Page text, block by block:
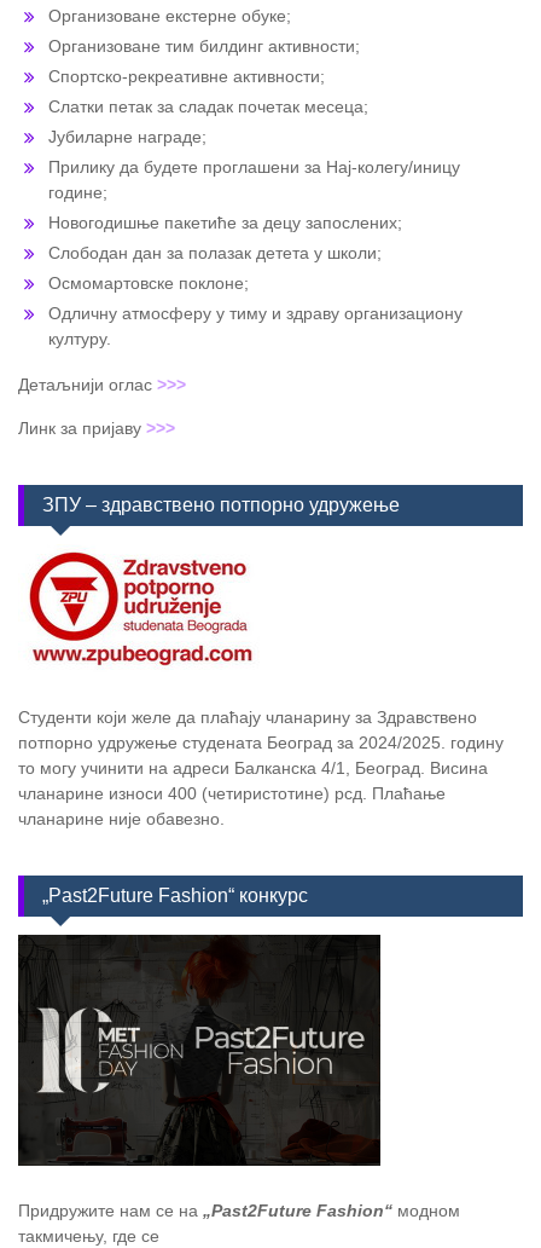
Организоване екстерне обуке;
Организоване тим билдинг активности;
Спортско-рекреативне активности;
Слатки петак за сладак почетак месеца;
Јубиларне награде;
Прилику да будете проглашени за Нај-колегу/иницу
године;
Новогодишње пакетиће за децу запослених;
Слободан дан за полазак детета у школи;
Осмомартовске поклоне;
Одличну атмосферу у тиму и здраву организациону
културу.
Детаљнији оглас >>>
Линк за пријаву >>>
ЗПУ – здравствено потпорно удружење
Студенти који желе да плаћају чланарину за Здравствено
потпорно удружење студената Београд за 2024/2025. годину
то могу учинити на адреси Балканска 4/1, Београд. Висина
чланарине износи 400 (четиристотине) рсд. Плаћање
чланарине није обавезно.
„Past2Future Fashion“ конкурс
Придружите нам се на „Past2Future Fashion“ модном
такмичењу, где се